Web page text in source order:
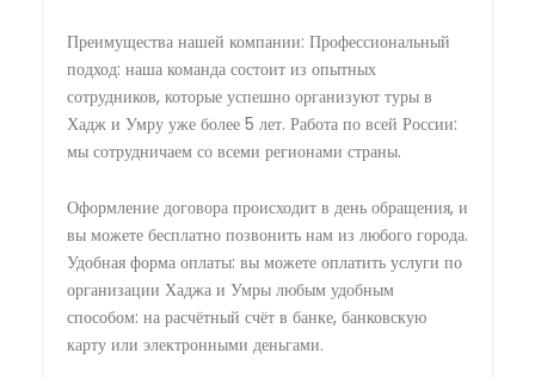
Преимущества нашей компании: Профессиональный
подход: наша команда состоит из опытных
сотрудников, которые успешно организуют туры в
Хадж и Умру уже более 5 лет. Работа по всей России:
мы сотрудничаем со всеми регионами страны.
Оформление договора происходит в день обращения, и
вы можете бесплатно позвонить нам из любого города.
Удобная форма оплаты: вы можете оплатить услуги по
организации Хаджа и Умры любым удобным
способом: на расчётный счёт в банке, банковскую
карту или электронными деньгами.